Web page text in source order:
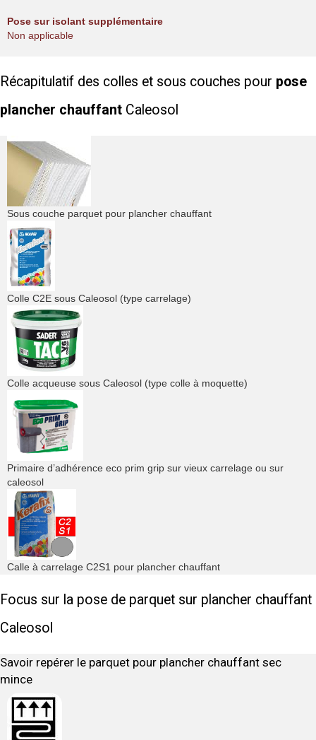
Pose sur isolant supplémentaire
Non applicable
Récapitulatif des colles et sous couches pour pose
plancher chauffant Caleosol
Sous couche parquet pour plancher chauffant
Colle C2E sous Caleosol (type carrelage)
Colle acqueuse sous Caleosol (type colle à moquette)
Primaire d’adhérence eco prim grip sur vieux carrelage ou sur
caleosol
Calle à carrelage C2S1 pour plancher chauffant
Focus sur la pose de parquet sur plancher chauffant
Caleosol
Savoir repérer le parquet pour plancher chauffant sec
mince